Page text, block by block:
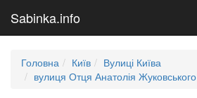
Sabinka.info
Головна Київ
Вулиці Київа
вулиця Отця Анатолія Жуковського